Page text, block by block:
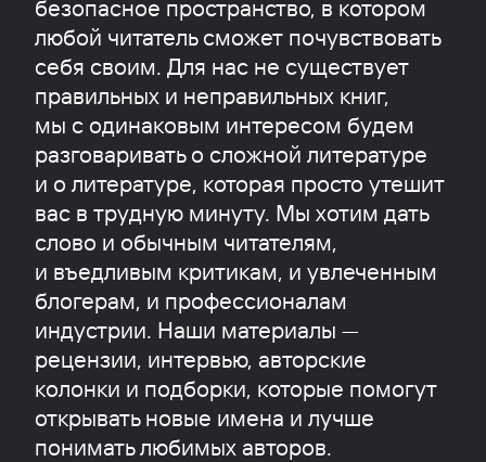
безопасное пространство, в котором
любой читатель сможет почувствовать
себя своим. Для нас не существует
правильных и неправильных книг,
мы с одинаковым интересом будем
разговаривать о сложной литературе
и о литературе, которая просто утешит
вас в трудную минуту. Мы хотим дать
слово и обычным читателям,
и въедливым критикам, и увлеченным
блогерам, и профессионалам
индустрии. Наши материалы —
рецензии, интервью, авторские
колонки и подборки, которые помогут
открывать новые имена и лучше
понимать любимых авторов.